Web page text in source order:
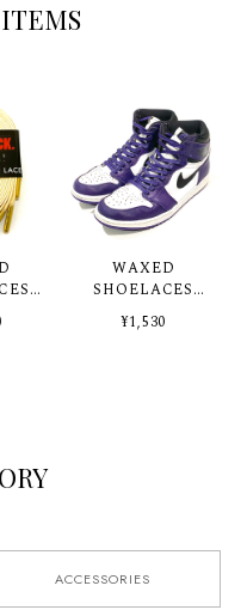
WAXED
SHOELACES
COURT
PURPLE
¥1,530
ACCESSORIES